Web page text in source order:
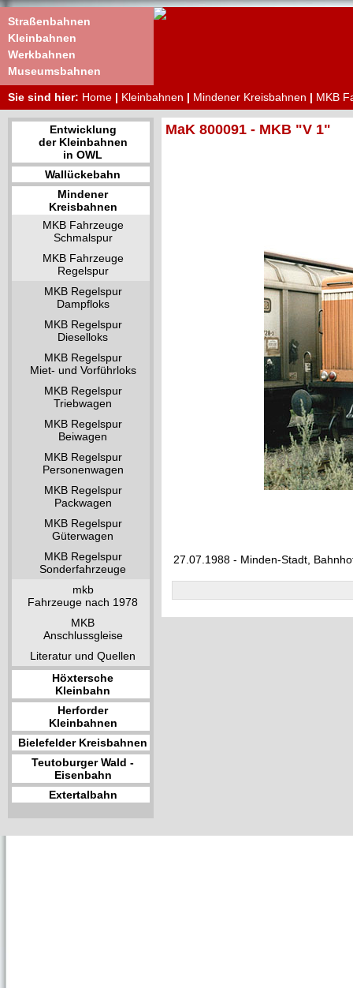
Straßenbahnen
Kleinbahnen
Werkbahnen
Museumsbahnen
Sie sind hier: Home | Kleinbahnen | Mindener Kreisbahnen | MKB
Entwicklung
der Kleinbahnen
in OWL
Wallückebahn
Mindener
Kreisbahnen
MKB Fahrzeuge
Schmalspur
MKB Fahrzeuge
Regelspur
MKB Regelspur
Dampfloks
MKB Regelspur
Dieselloks
MKB Regelspur
Miet- und Vorführloks
MKB Regelspur
Triebwagen
MKB Regelspur
Beiwagen
MKB Regelspur
Personenwagen
MKB Regelspur
Packwagen
MKB Regelspur
Güterwagen
MKB Regelspur
Sonderfahrzeuge
mkb
Fahrzeuge nach 1978
MKB
Anschlussgleise
Literatur und Quellen
Höxtersche
Kleinbahn
Herforder
Kleinbahnen
Bielefelder Kreisbahnen
Teutoburger Wald -
Eisenbahn
Extertalbahn
MaK 800091 - MKB "V 1"
27.07.1988 - Minden-Stadt,